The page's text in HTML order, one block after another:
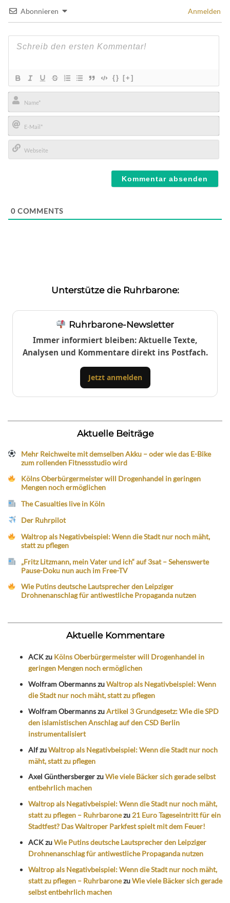
Abonnieren Anmelden
{} [+]
Name*
E-
Mail*
0 COMMENTS
Unterstütze die Ruhrbarone:
Ruhrbarone-Newsletter
Immer informiert bleiben: Aktuelle Texte,
Analysen und Kommentare direkt ins Postfach.
Jetzt anmelden
Aktuelle Beiträge
Mehr Reichweite mit demselben Akku – oder wie das E-Bike
zum rollenden Fitnessstudio wird
Kölns Oberbürgermeister will Drogenhandel in geringen
Mengen noch ermöglichen
The Casualties live in Köln
Der Ruhrpilot
Waltrop als Negativbeispiel: Wenn die Stadt nur noch mäht,
statt zu pflegen
„Fritz Litzmann, mein Vater und ich“ auf 3sat – Sehenswerte
Pause-Doku nun auch im Free-TV
Wie Putins deutsche Lautsprecher den Leipziger
Drohnenanschlag für antiwestliche Propaganda nutzen
Aktuelle Kommentare
ACKzu Kölns Oberbürgermeister will Drogenhandel in
geringen Mengen noch ermöglichen
Wolfram ObermannszuWaltrop als Negativbeispiel: Wenn
die Stadt nur noch mäht, statt zu pflegen
Wolfram ObermannszuArtikel 3 Grundgesetz: Wie die SPD
den islamistischen Anschlag auf den CSD Berlin
instrumentalisiert
AlfzuWaltrop als Negativbeispiel: Wenn die Stadt nur noch
mäht, statt zu pflegen
Axel GünthersbergerzuWie viele Bäcker sich gerade selbst
entbehrlich machen
Waltrop als Negativbeispiel: Wenn die Stadt nur noch mäht,
statt zu pflegen – Ruhrbaronezu 21 Euro Tageseintritt für ein
Stadtfest? Das Waltroper Parkfest spielt mit dem Feuer!
ACKzuWie Putins deutsche Lautsprecher den Leipziger
Drohnenanschlag für antiwestliche Propaganda nutzen
Waltrop als Negativbeispiel: Wenn die Stadt nur noch mäht,
statt zu pflegen – RuhrbaronezuWie viele Bäcker sich gerade
selbst entbehrlich machen